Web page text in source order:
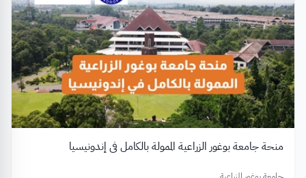
منحة جامعة بوغور الزراعية الممولة بالكامل في إندونيسيا